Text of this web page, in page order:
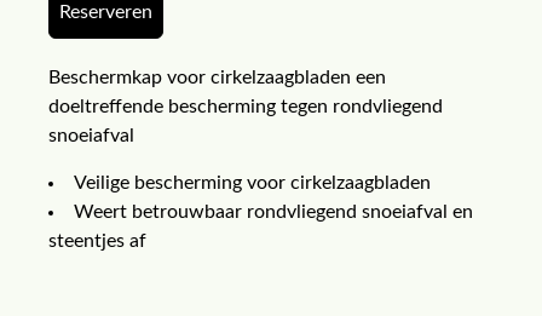
Reserveren
Beschermkap voor cirkelzaagbladen een
doeltreffende bescherming tegen rondvliegend
snoeiafval
Veilige bescherming voor cirkelzaagbladen
Weert betrouwbaar rondvliegend snoeiafval en
steentjes af